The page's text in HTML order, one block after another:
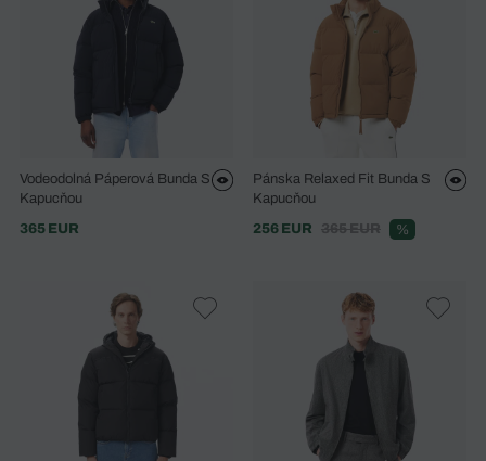
Vodeodolná Páperová Bunda S
Kapucňou
365 EUR
Pánska Relaxed Fit Bunda S
Kapucňou
256 EUR
365 EUR %